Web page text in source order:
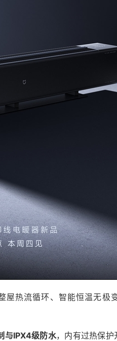
屋热流循环、智能恒温无极
与IPX4级防水，内有过热保护